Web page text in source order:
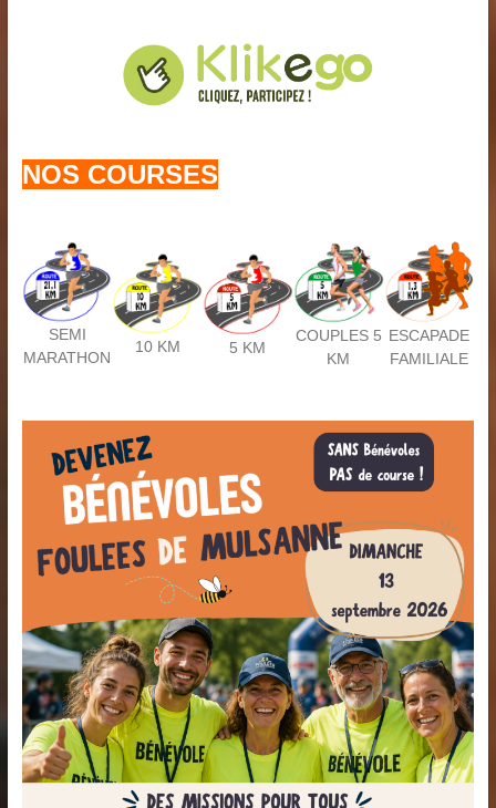
NOS COURSES
SEMI
MARATHON
10 KM 5 KM
COUPLES 5
KM
ESCAPADE
FAMILIALE